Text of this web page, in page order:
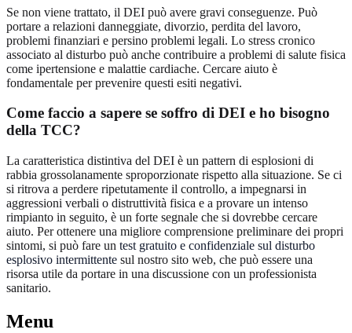
Se non viene trattato, il DEI può avere gravi conseguenze. Può
portare a relazioni danneggiate, divorzio, perdita del lavoro,
problemi finanziari e persino problemi legali. Lo stress cronico
associato al disturbo può anche contribuire a problemi di salute fisica
come ipertensione e malattie cardiache. Cercare aiuto è
fondamentale per prevenire questi esiti negativi.
Come faccio a sapere se soffro di DEI e ho bisogno
della TCC?
La caratteristica distintiva del DEI è un pattern di esplosioni di
rabbia grossolanamente sproporzionate rispetto alla situazione. Se ci
si ritrova a perdere ripetutamente il controllo, a impegnarsi in
aggressioni verbali o distruttività fisica e a provare un intenso
rimpianto in seguito, è un forte segnale che si dovrebbe cercare
aiuto. Per ottenere una migliore comprensione preliminare dei propri
sintomi, si può fare un test gratuito e confidenziale sul disturbo
esplosivo intermittente sul nostro sito web, che può essere una
risorsa utile da portare in una discussione con un professionista
sanitario.
Menu